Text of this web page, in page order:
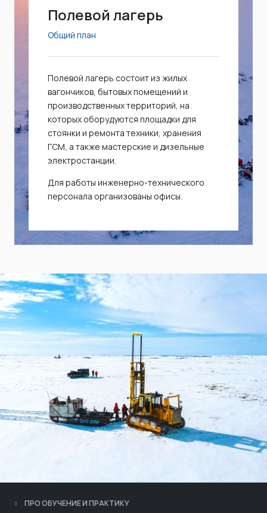
Полевой лагерь
Общий план
Полевой лагерь состоит из жилых
вагончиков, бытовых помещений и
производственных территорий, на
которых оборудуются площадки для
стоянки и ремонта техники, хранения
ГСМ, а также мастерские и дизельные
электростанции.
Для работы инженерно-технического
персонала организованы офисы.
ПРО ОБУЧЕНИЕ И ПРАКТИКУ